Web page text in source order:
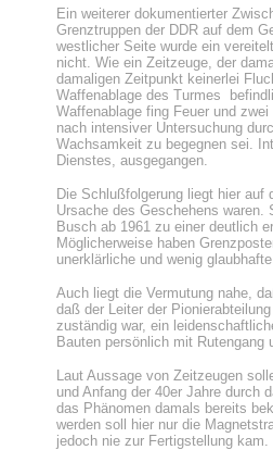
Ein weiterer dokumentierter
Grenztruppen der DDR auf dem
westlicher Seite wurde ein
nicht. Wie ein Zeitzeuge, der
damaligen Zeitpunkt keinerlei
Waffenablage des Turmes
Waffenablage fing Feuer und
nach intensiver Untersuchung
Wachsamkeit zu begegnen sei.
Dienstes, ausgegangen.
Die Schlußfolgerung liegt hier
Ursache des Geschehens
Busch ab 1961 zu einer deutlich
Möglicherweise haben
unerklärliche und wenig
Auch liegt die Vermutung nahe,
daß der Leiter der
zuständig war, ein
Bauten persönlich mit
Laut Aussage von Zeitzeugen
und Anfang der 40er Jahre durch
das Phänomen damals bereits
werden soll hier nur die
jedoch nie zur Fertigstellung kam.